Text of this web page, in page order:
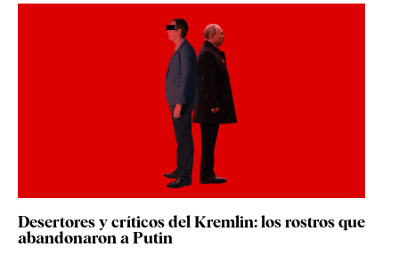
Desertores y críticos del Kremlin: los rostros que
abandonaron a Putin